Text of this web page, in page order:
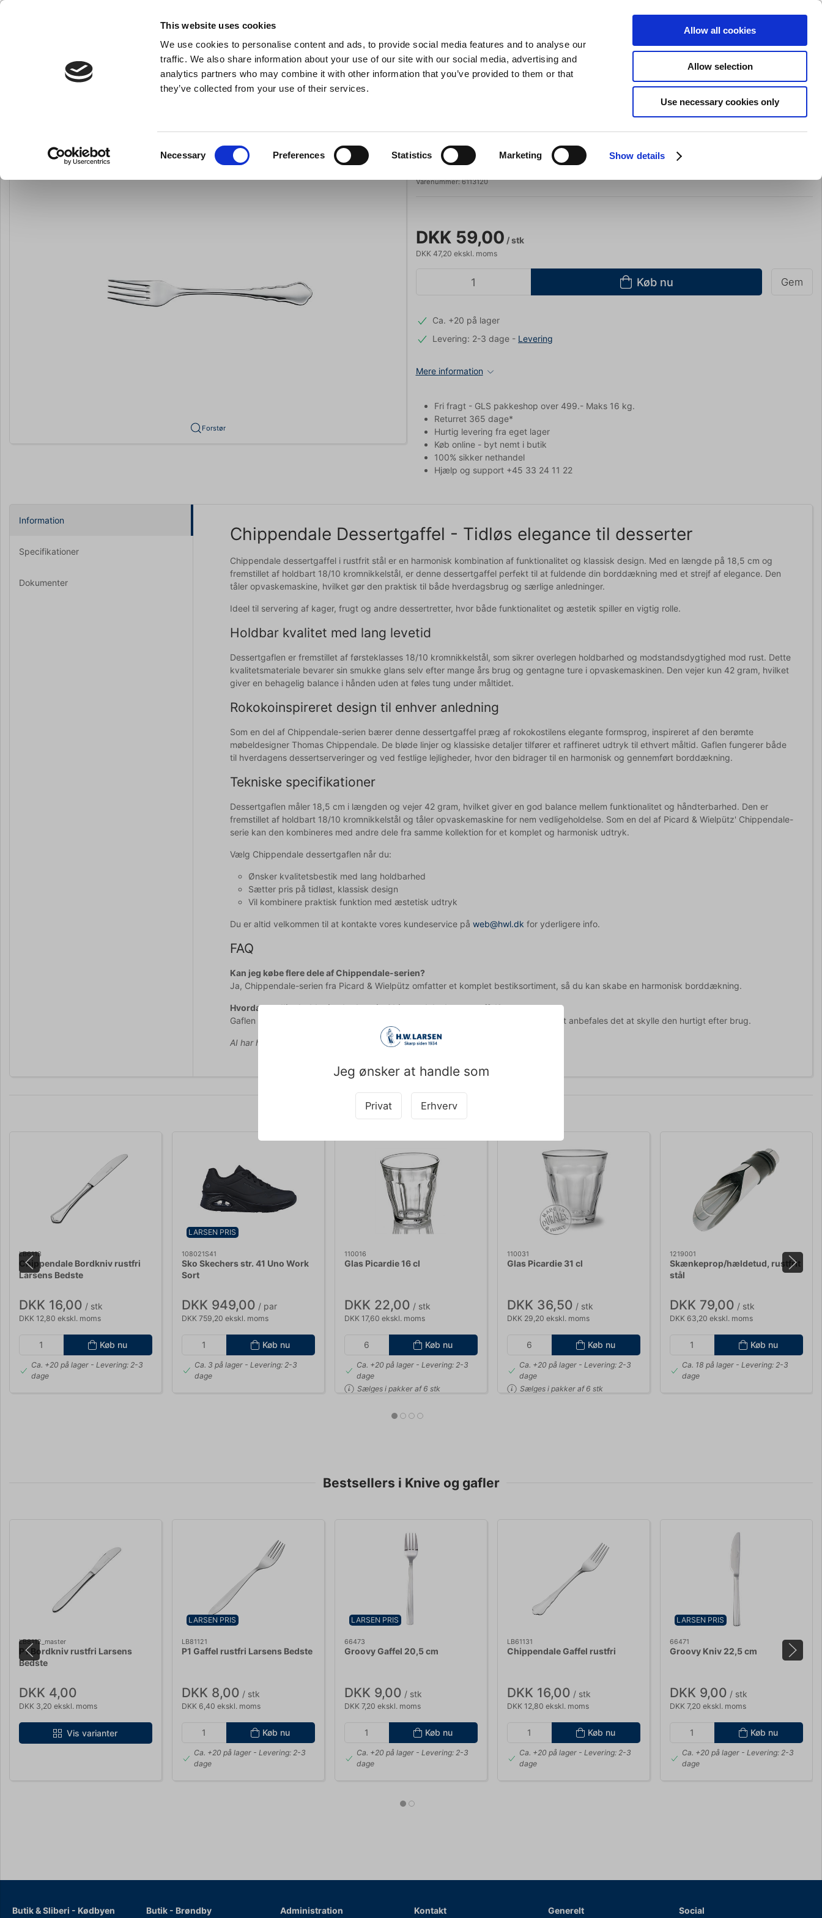
This website uses cookies
We use cookies to personalise content and ads, to provide social media features and to analyse our
traffic. We also share information about your use of our site with our social media, advertising and
analytics partners who may combine it with other information that you’ve provided to them or that
they’ve collected from your use of their services.
Necessary Preferences Statistics Marketing Show details
Allow all cookies
Allow selection
Use necessary cookies only
- Køkkenudstyr til professionelle og entusiaster Søg Indkøbskurv (0)
Køkkenredskaber Gryder & Pander Grill Barudstyr Tilbud Brands Slibning
Jeg ønsker at handle som
Privat Erhverv
Forstør
Picard & Wielputz
Chippendale Dessertgaffel 18,5 cm
Varenummer:6113120
DKK 59,00 / stk
DKK 47,20 ekskl. moms
Køb nu Gem
Ca. +20 på lager
Levering: 2-3 dage - Levering
Mere information
Fri fragt - GLS pakkeshop over 499.- Maks 16 kg.
Returret 365 dage*
Hurtig levering fra eget lager
Køb online - byt nemt i butik
100% sikker nethandel
Hjælp og support +45 33 24 11 22
Information
Specifikationer
Dokumenter
Chippendale Dessertgaffel - Tidløs elegance til desserter
Chippendale dessertgaffel i rustfrit stål er en harmonisk kombination af funktionalitet og klassisk design. Med en længde på 18,5 cm og
fremstillet af holdbart 18/10 kromnikkelstål, er denne dessertgaffel perfekt til at fuldende din borddækning med et strejf af elegance. Den
tåler opvaskemaskine, hvilket gør den praktisk til både hverdagsbrug og særlige anledninger.
Ideel til servering af kager, frugt og andre dessertretter, hvor både funktionalitet og æstetik spiller en vigtig rolle.
Holdbar kvalitet med lang levetid
Dessertgaflen er fremstillet af førsteklasses 18/10 kromnikkelstål, som sikrer overlegen holdbarhed og modstandsdygtighed mod rust. Dette
kvalitetsmateriale bevarer sin smukke glans selv efter mange års brug og gentagne ture i opvaskemaskinen. Den vejer kun 42 gram, hvilket
giver en behagelig balance i hånden uden at føles tung under måltidet.
Rokokoinspireret design til enhver anledning
Som en del af Chippendale-serien bærer denne dessertgaffel præg af rokokostilens elegante formsprog, inspireret af den berømte
møbeldesigner Thomas Chippendale. De bløde linjer og klassiske detaljer tilfører et raffineret udtryk til ethvert måltid. Gaflen fungerer både
til hverdagens dessertserveringer og ved festlige lejligheder, hvor den bidrager til en harmonisk og gennemført borddækning.
Tekniske specifikationer
Dessertgaflen måler 18,5 cm i længden og vejer 42 gram, hvilket giver en god balance mellem funktionalitet og håndterbarhed. Den er
fremstillet af holdbart 18/10 kromnikkelstål og tåler opvaskemaskine for nem vedligeholdelse. Som en del af Picard & Wielpütz' Chippendale-
serie kan den kombineres med andre dele fra samme kollektion for et komplet og harmonisk udtryk.
Vælg Chippendale dessertgaflen når du:
Ønsker kvalitetsbestik med lang holdbarhed
Sætter pris på tidløst, klassisk design
Vil kombinere praktisk funktion med æstetisk udtryk
Du er altid velkommen til at kontakte vores kundeservice på web@hwl.dk for yderligere info.
FAQ
Kan jeg købe flere dele af Chippendale-serien?
Ja, Chippendale-serien fra Picard & Wielpütz omfatter et komplet bestiksortiment, så du kan skabe en harmonisk borddækning.
Hvordan vedligeholder jeg bedst min Chippendale dessertgaffel?
Gaflen tåler opvaskemaskine, men for at bevare dens flotte udseende længst muligt anbefales det at skylle den hurtigt efter brug.
AI har hjulpet med teksten og derfor tages der forbehold for fejl.
Købt sammen med
LB6113
Chippendale Bordkniv rustfri
Larsens Bedste
DKK 16,00 / stk
DKK 12,80 ekskl. moms
Køb nu
Ca. +20 på lager- Levering: 2-3
dage
LARSEN PRIS
108021S41
Sko Skechers str. 41 Uno Work
Sort
DKK 949,00 / par
DKK 759,20 ekskl. moms
Køb nu
Ca. 3 på lager- Levering: 2-3
dage
110016
Glas Picardie 16 cl
DKK 22,00 / stk
DKK 17,60 ekskl. moms
Køb nu
Ca. +20 på lager- Levering: 2-3
dage
Sælges i pakker af 6 stk
110031
Glas Picardie 31 cl
DKK 36,50 / stk
DKK 29,20 ekskl. moms
Køb nu
Ca. +20 på lager- Levering: 2-3
dage
Sælges i pakker af 6 stk
1219001
Skænkeprop/hældetud, rustfrit
stål
DKK 79,00 / stk
DKK 63,20 ekskl. moms
Køb nu
Ca. 18 på lager - Levering: 2-3
dage
Bestsellers i Knive og gafler
LB8112_master
P1 Bordkniv rustfri Larsens
Bedste
DKK 4,00
DKK 3,20 ekskl. moms
Vis varianter
LARSEN PRIS
LB81121
P1 Gaffel rustfri Larsens Bedste
DKK 8,00 / stk
DKK 6,40 ekskl. moms
Køb nu
Ca. +20 på lager- Levering: 2-3
dage
LARSEN PRIS
66473
Groovy Gaffel 20,5 cm
DKK 9,00 / stk
DKK 7,20 ekskl. moms
Køb nu
Ca. +20 på lager- Levering: 2-3
dage
LB61131
Chippendale Gaffel rustfri
DKK 16,00 / stk
DKK 12,80 ekskl. moms
Køb nu
Ca. +20 på lager- Levering: 2-3
dage
LARSEN PRIS
66471
Groovy Kniv 22,5 cm
DKK 9,00 / stk
DKK 7,20 ekskl. moms
Køb nu
Ca. +20 på lager- Levering: 2-3
dage
Butik & Sliberi - Kødbyen Butik - Brøndby Administration Kontakt Generelt Social